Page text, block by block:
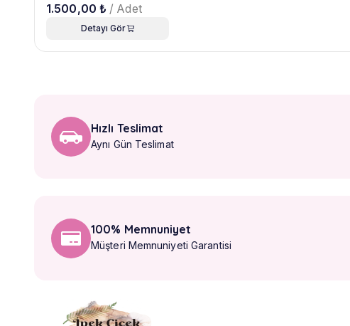
1.500,00 ₺ / Adet
Detayı Gör
Hızlı Teslimat
Aynı Gün Teslimat
100% Memnuniyet
Müşteri Memnuniyeti Garantisi